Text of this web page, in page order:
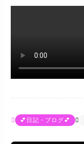
💕日記・ブログ💕